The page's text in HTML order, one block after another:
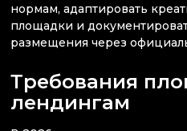
нормам, адаптировать
площадки и
размещения через
Требования
лендингам